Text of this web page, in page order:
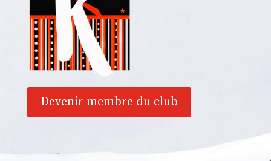
Devenir membre du club